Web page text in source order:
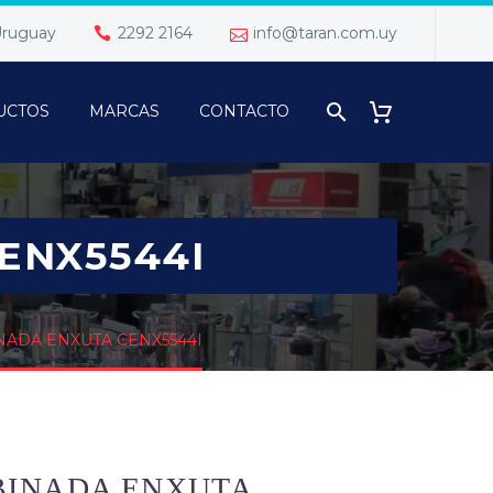
2292 2164 info@taran.com.uy
MARCAS CONTACTO
ENXUTA CENX5544I